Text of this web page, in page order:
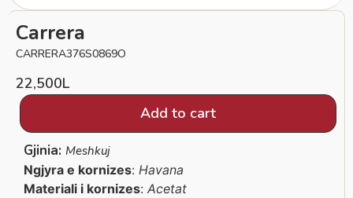
Carrera
CARRERA376S0869O
22,500L
Add to cart
Gjinia: Meshkuj
Ngjyra e kornizes: Havana
Materiali i kornizes: Acetat